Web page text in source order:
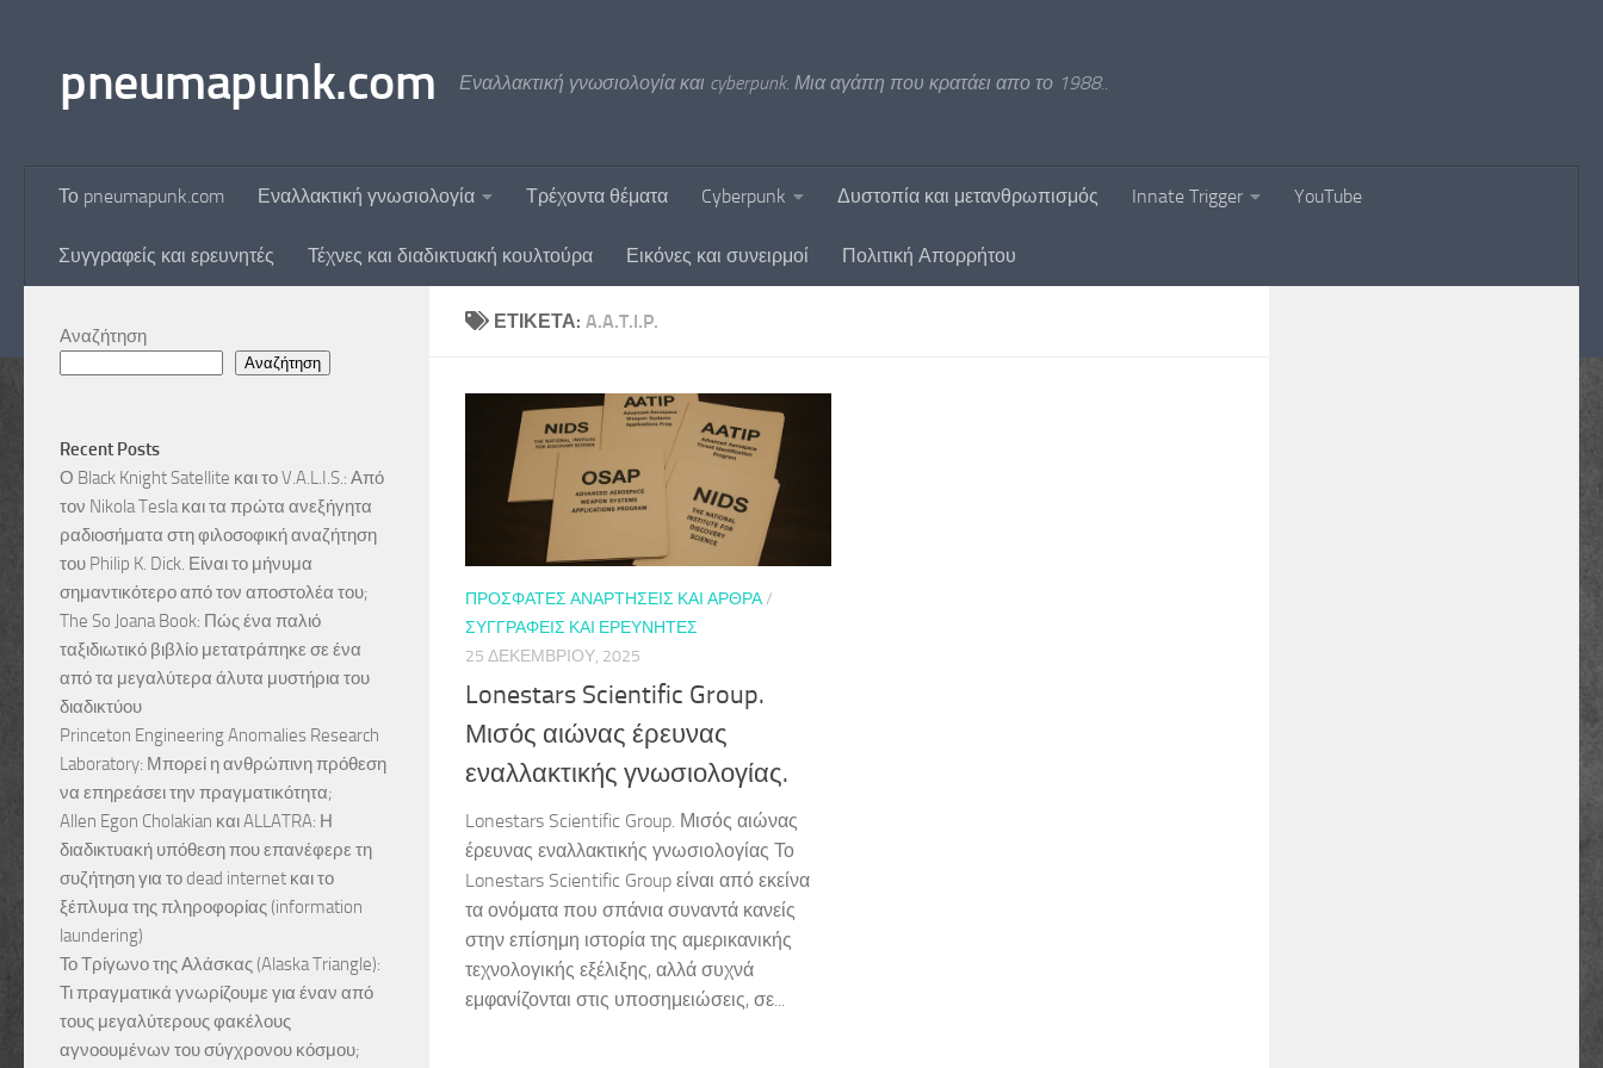
pneumapunk.com Εναλλακτική γνωσιολογία και cyberpunk. Μια αγάπη που κρατάει απο το 1988..
Το pneumapunk.com Εναλλακτική γνωσιολογία Τρέχοντα θέματα Cyberpunk Δυστοπία και μετανθρωπισμός Innate Trigger YouTube
Συγγραφείς και ερευνητές Τέχνες και διαδικτυακή κουλτούρα Εικόνες και συνειρμοί Πολιτική Απορρήτου
ΕΤΙΚΈΤΑ: A.A.T.I.P.
ΠΡΌΣΦΑΤΕΣ ΑΝΑΡΤΉΣΕΙΣ ΚΑΙ ΆΡΘΡΑ/
ΣΥΓΓΡΑΦΕΊΣ ΚΑΙ ΕΡΕΥΝΗΤΈΣ
25 ΔΕΚΕΜΒΡΊΟΥ, 2025
Lonestars Scientific Group.
Μισός αιώνας έρευνας
εναλλακτικής γνωσιολογίας.
Lonestars Scientific Group. Μισός αιώνας
έρευνας εναλλακτικής γνωσιολογίας Το
Lonestars Scientific Group είναι από εκείνα
τα ονόματα που σπάνια συναντά κανείς
στην επίσημη ιστορία της αμερικανικής
τεχνολογικής εξέλιξης, αλλά συχνά
εμφανίζονται στις υποσημειώσεις, σε...
Αναζήτηση
Αναζήτηση
Recent Posts
Ο Black Knight Satellite και το V.A.L.I.S.: Από
τον Nikola Tesla και τα πρώτα ανεξήγητα
ραδιοσήματα στη φιλοσοφική αναζήτηση
του Philip K. Dick. Είναι το μήνυμα
σημαντικότερο από τον αποστολέα του;
The So Joana Book: Πώς ένα παλιό
ταξιδιωτικό βιβλίο μετατράπηκε σε ένα
από τα μεγαλύτερα άλυτα μυστήρια του
διαδικτύου
Princeton Engineering Anomalies Research
Laboratory: Μπορεί η ανθρώπινη πρόθεση
να επηρεάσει την πραγματικότητα;
Allen Egon Cholakian και ALLATRA: Η
διαδικτυακή υπόθεση που επανέφερε τη
συζήτηση για το dead internet και το
ξέπλυμα της πληροφορίας (information
laundering)
Το Τρίγωνο της Αλάσκας (Alaska Triangle):
Τι πραγματικά γνωρίζουμε για έναν από
τους μεγαλύτερους φακέλους
αγνοουμένων του σύγχρονου κόσμου;